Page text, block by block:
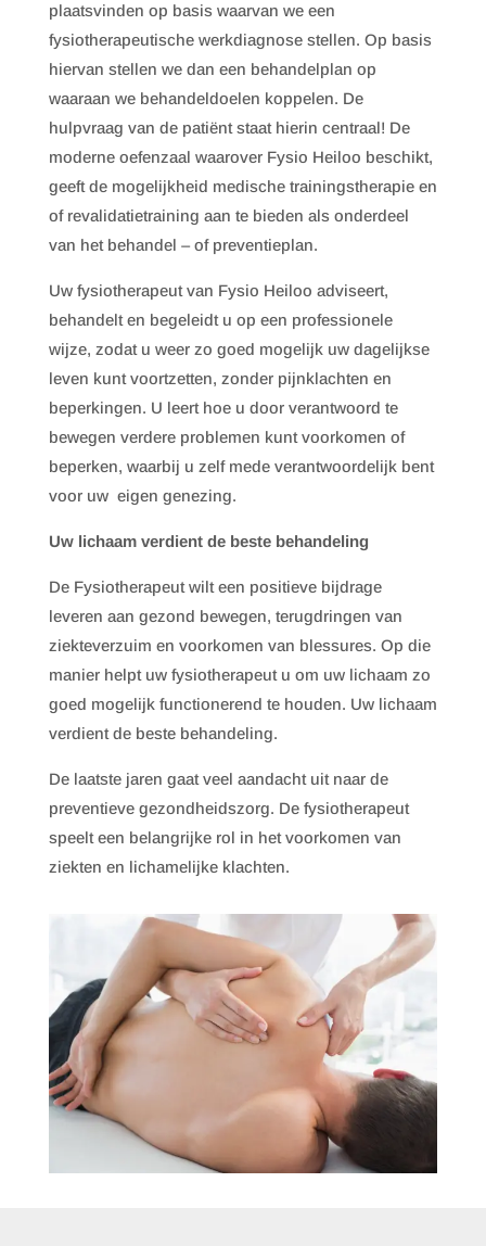
plaatsvinden op basis waarvan we een
fysiotherapeutische werkdiagnose stellen. Op basis
hiervan stellen we dan een behandelplan op
waaraan we behandeldoelen koppelen. De
hulpvraag van de patiënt staat hierin centraal! De
moderne oefenzaal waarover Fysio Heiloo beschikt,
geeft de mogelijkheid medische trainingstherapie en
of revalidatietraining aan te bieden als onderdeel
van het behandel – of preventieplan.
Uw fysiotherapeut van Fysio Heiloo adviseert,
behandelt en begeleidt u op een professionele
wijze, zodat u weer zo goed mogelijk uw dagelijkse
leven kunt voortzetten, zonder pijnklachten en
beperkingen. U leert hoe u door verantwoord te
bewegen verdere problemen kunt voorkomen of
beperken, waarbij u zelf mede verantwoordelijk bent
voor uw eigen genezing.
Uw lichaam verdient de beste behandeling
De Fysiotherapeut wilt een positieve bijdrage
leveren aan gezond bewegen, terugdringen van
ziekteverzuim en voorkomen van blessures. Op die
manier helpt uw fysiotherapeut u om uw lichaam zo
goed mogelijk functionerend te houden. Uw lichaam
verdient de beste behandeling.
De laatste jaren gaat veel aandacht uit naar de
preventieve gezondheidszorg. De fysiotherapeut
speelt een belangrijke rol in het voorkomen van
ziekten en lichamelijke klachten.